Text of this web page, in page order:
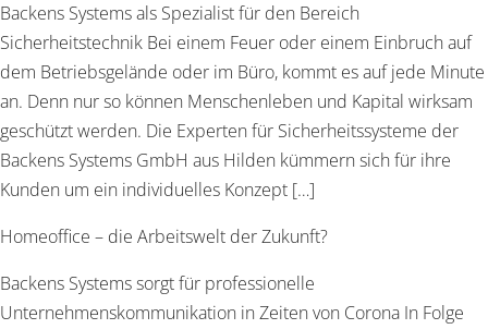
Backens Systems als Spezialist für den Bereich
Sicherheitstechnik Bei einem Feuer oder einem Einbruch auf
dem Betriebsgelände oder im Büro, kommt es auf jede Minute
an. Denn nur so können Menschenleben und Kapital wirksam
geschützt werden. Die Experten für Sicherheitssysteme der
Backens Systems GmbH aus Hilden kümmern sich für ihre
Kunden um ein individuelles Konzept […]
Homeoffice – die Arbeitswelt der Zukunft?
Backens Systems sorgt für professionelle
Unternehmenskommunikation in Zeiten von Corona In Folge